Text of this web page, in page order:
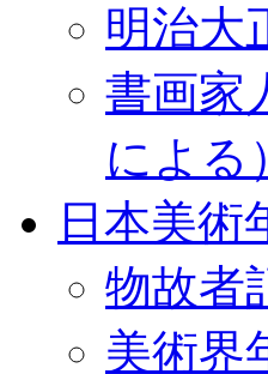
明治大
書画家
による
日本美術
物故者
美術界